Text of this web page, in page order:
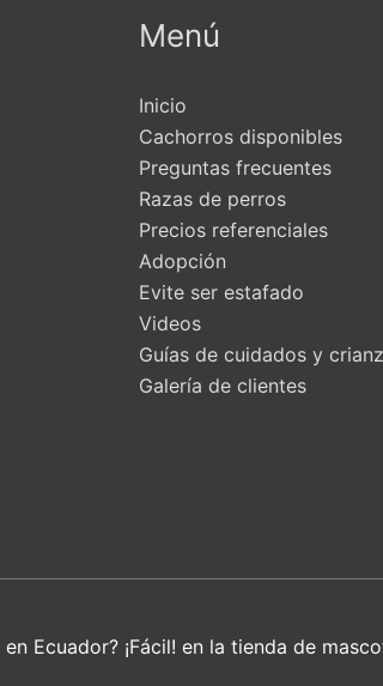
Menú
Inicio
Cachorros disponibles
Preguntas frecuentes
Razas de perros
Precios referenciales
Adopción
Evite ser estafado
Videos
Guías de cuidados y
Galería de clientes
en Ecuador? ¡Fácil! en la tienda de